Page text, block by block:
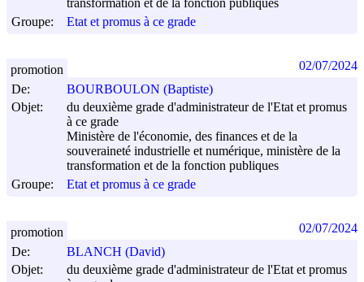
transformation et de la fonction publiques
Groupe:
Etat et promus à ce grade
De:
BOURBOULON (Baptiste)
Objet:
du deuxième grade d'administrateur de l'Etat et promus
à ce grade
Ministère de l'économie, des finances et de la
souveraineté industrielle et numérique, ministère de la
transformation et de la fonction publiques
Groupe:
Etat et promus à ce grade
promotion 02/07/2024
De:
BLANCH (David)
Objet:
du deuxième grade d'administrateur de l'Etat et promus
promotion 02/07/2024